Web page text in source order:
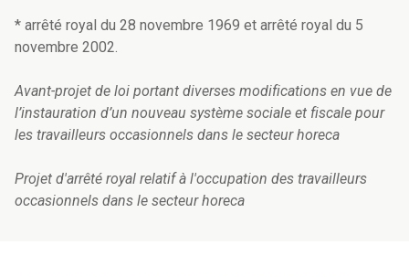
* arrêté royal du 28 novembre 1969 et arrêté royal du 5
novembre 2002.
Avant-projet de loi portant diverses modifications en vue de
l’instauration d’un nouveau système sociale et fiscale pour
les travailleurs occasionnels dans le secteur horeca
Projet d'arrêté royal relatif à l'occupation des travailleurs
occasionnels dans le secteur horeca